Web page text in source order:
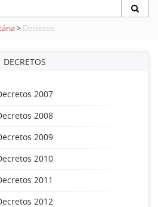
> Decretos
DECRETOS
2007
2008
2009
2010
2011
2012